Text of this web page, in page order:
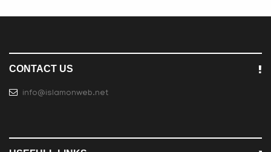
CONTACT US
info@islamonweb.net